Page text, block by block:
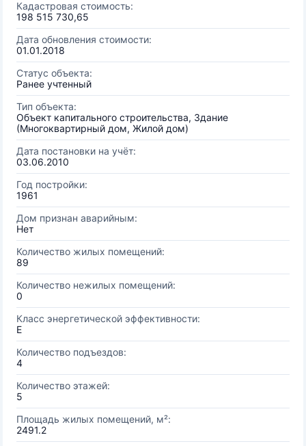
Кадастровая стоимость:
198 515 730,65
Дата обновления стоимости:
01.01.2018
Статус объекта:
Ранее учтенный
Тип объекта:
Объект капитального строительства, Здание
(Многоквартирный дом, Жилой дом)
Дата постановки на учёт:
03.06.2010
Год постройки:
1961
Дом признан аварийным:
Нет
Количество жилых помещений:
89
Количество нежилых помещений:
0
Класс энергетической эффективности:
E
Количество подъездов:
4
Количество этажей:
5
Площадь жилых помещений, м²:
2491.2